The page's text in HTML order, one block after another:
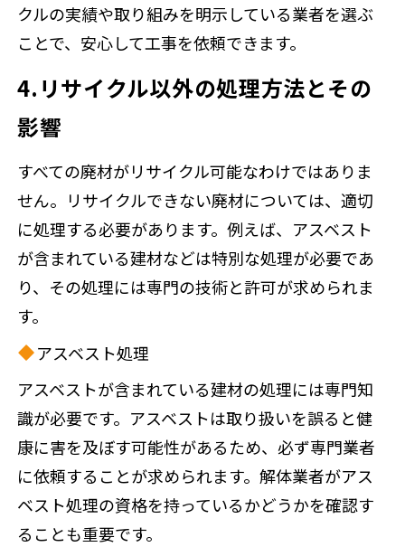
クルの実績や取り組みを明示している業者を選ぶ
ことで、安心して工事を依頼できます。
4.リサイクル以外の処理方法とその
影響
すべての廃材がリサイクル可能なわけではありま
せん。リサイクルできない廃材については、適切
に処理する必要があります。例えば、アスベスト
が含まれている建材などは特別な処理が必要であ
り、その処理には専門の技術と許可が求められま
す。
アスベスト処理
アスベストが含まれている建材の処理には専門知
識が必要です。アスベストは取り扱いを誤ると健
康に害を及ぼす可能性があるため、必ず専門業者
に依頼することが求められます。解体業者がアス
ベスト処理の資格を持っているかどうかを確認す
ることも重要です。